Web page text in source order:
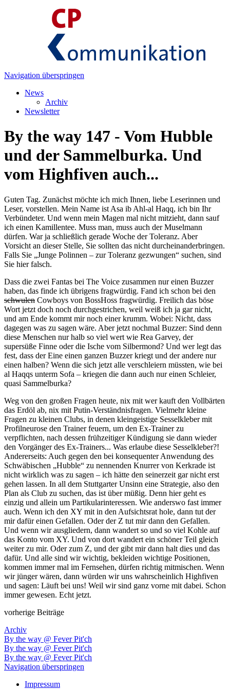
Navigation überspringen
News
Archiv
Newsletter
By the way 147 - Vom Hubble
und der Sammelburka. Und
vom Highfiven auch...
Guten Tag. Zunächst möchte ich mich Ihnen, liebe Leserinnen und
Leser, vorstellen. Mein Name ist Asa ib Ahl-al Haqq, ich bin Ihr
Verbündeter. Und wenn mein Magen mal nicht mitzieht, dann sauf
ich einen Kamillentee. Muss man, muss auch der Muselmann
dürfen. War ja schließlich gerade Woche der Toleranz. Aber
Vorsicht an dieser Stelle, Sie sollten das nicht durcheinanderbringen.
Falls Sie „Junge Polinnen – zur Toleranz gezwungen“ suchen, sind
Sie hier falsch.
Dass die zwei Fantas bei The Voice zusammen nur einen Buzzer
haben, das finde ich übrigens fragwürdig. Fand ich schon bei den
schwulen Cowboys von BossHoss fragwürdig. Freilich das böse
Wort jetzt doch noch durchgestrichen, weil weiß ich ja gar nicht,
und am Ende kommt mir noch einer krumm. Wobei: Nicht, dass
dagegen was zu sagen wäre. Aber jetzt nochmal Buzzer: Sind denn
diese Menschen nur halb so viel wert wie Rea Garvey, der
supersüße Finne oder die Ische vom Silbermond? Und wer legt das
fest, dass der Eine einen ganzen Buzzer kriegt und der andere nur
einen halben? Wenn die sich jetzt alle verschleiern müssten, wie bei
al Haqqs unterm Sofa – kriegen die dann auch nur einen Schleier,
quasi Sammelburka?
Weg von den großen Fragen heute, nix mit wer kauft den Vollbärten
das Erdöl ab, nix mit Putin-Verständnisfragen. Vielmehr kleine
Fragen zu kleinen Clubs, in denen kleingeistige Sesselkleber mit
Profilneurose den Trainer feuern, um den Ex-Trainer zu
verpflichten, nach dessen frühzeitiger Kündigung sie dann wieder
den Vorgänger des Ex-Trainers... Was erlaube diese Sesselkleber?!
Andererseits: Auch gegen den bei konsequenter Anwendung des
Schwäbischen „Hubble“ zu nennenden Knurrer von Kerkrade ist
nicht wirklich was zu sagen – ich hätte den seinerzeit gar nicht erst
gehen lassen. In all dem Stuttgarter Unsinn eine Strategie, also den
Plan als Club zu suchen, das ist über müßig. Denn hier geht es
einzig und allein um Partikularinteressen. Wie anderswo fast immer
auch. Wenn ich den XY mit in den Aufsichtsrat hole, dann tut der
mir dafür einen Gefallen. Oder der Z tut mir dann den Gefallen.
Und wenn wir ausgliedern, dann wandert so und so viel Kohle auf
das Konto vom XY. Und von dort wandert ein schöner Teil gleich
weiter zu mir. Oder zum Z, und der gibt mir dann halt dies und das
dafür. Und alle sind wir wichtig, bekleiden wichtige Positionen,
kommen immer mal im Fernsehen, dürfen richtig mitmischen. Wenn
wir jünger wären, dann würden wir uns wahrscheinlich Highfiven
und sagen: Läuft bei uns! Weil wir sind ganz vorne mit dabei. Schon
immer gewesen. Echt jetzt.
vorherige Beiträge
Archiv
By the way @ Fever Pit'ch
By the way @ Fever Pit'ch
By the way @ Fever Pit'ch
Navigation überspringen
Impressum